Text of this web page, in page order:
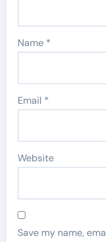
Name *
Email *
Website
Save my name,